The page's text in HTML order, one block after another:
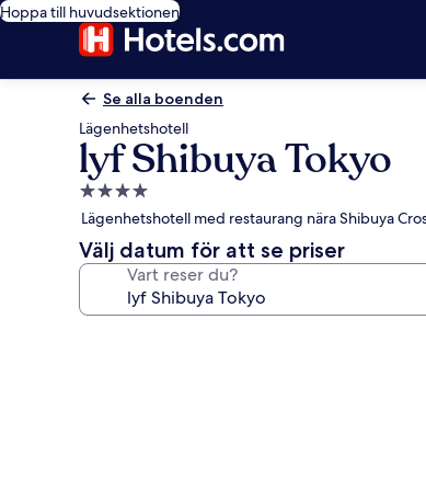
Hoppa till huvudsektionen
Se alla boenden
Lägenhetshotell
lyf Shibuya Tokyo
4.0-
stjärnigt
boende
Lägenhetshotell med restaurang nära Shibuya
Välj datum för att se priser
Vart reser du?